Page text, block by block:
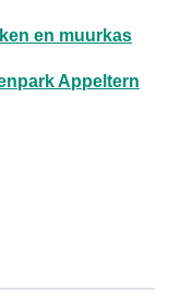
en muurkas
Appeltern